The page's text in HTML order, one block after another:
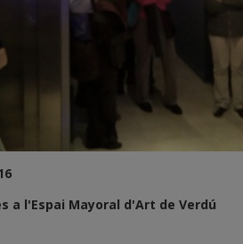
a l'Espai Mayoral d'Art de Verdú